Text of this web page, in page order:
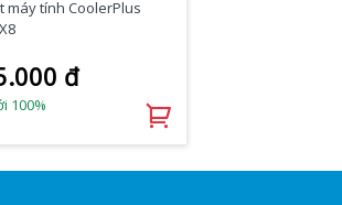
máy tính CoolerPlus
đ
100%